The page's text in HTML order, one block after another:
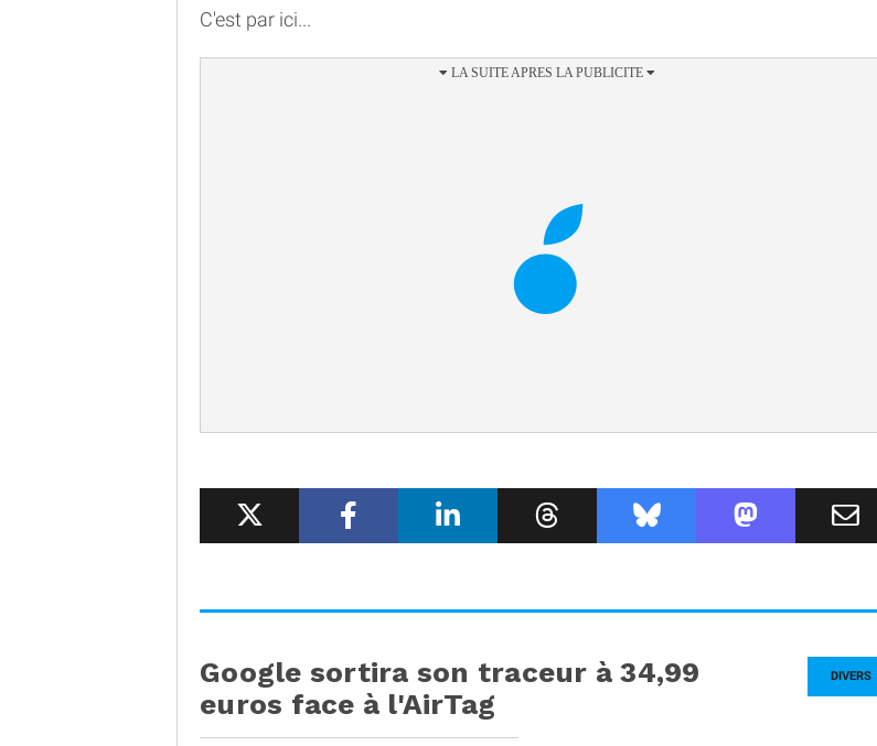
C'est par ici...
DIVERS
Google sortira son traceur à 34,99
euros face à l'AirTag